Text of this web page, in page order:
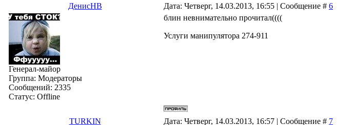
ДенисНВ Дата: Четверг, 14.03.2013, 16:55 | Сообщение # 6
Генерал-майор
Группа: Модераторы
Сообщений: 2335
Статус: Offline
блин невнимательно прочитал((((
Услуги манипулятора 274-911
TURKIN Дата: Четверг, 14.03.2013, 16:57 | Сообщение # 7